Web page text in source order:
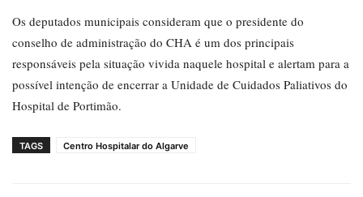
Os deputados municipais consideram que o presidente do
conselho de administração do CHA é um dos principais
responsáveis pela situação vivida naquele hospital e alertam para a
possível intenção de encerrar a Unidade de Cuidados Paliativos do
Hospital de Portimão.
TAGS Centro Hospitalar do Algarve